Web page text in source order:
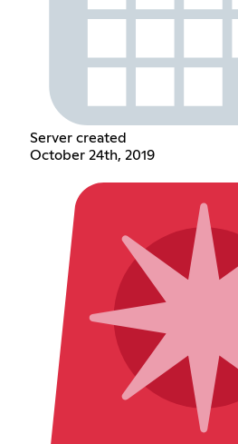
Server created
October 24th, 2019